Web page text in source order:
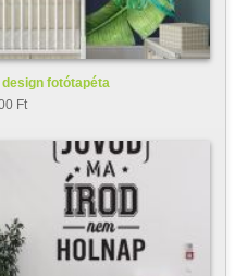
fotótapéta
Ft